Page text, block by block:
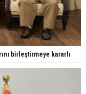
birleştirmeye kararlı